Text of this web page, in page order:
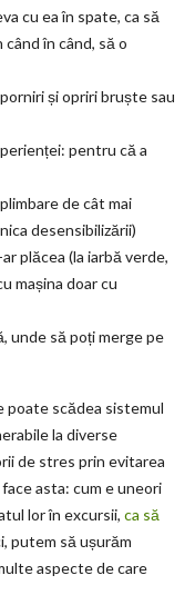
cu ea în spate, ca să
în când, să o
și opriri bruște sau
pentru că a
de cât mai
desensibilizării)
plăcea (la iarbă verde,
mașina doar cu
unde să poți merge pe
poate scădea sistemul
la diverse
de stres prin evitarea
asta: cum e uneori
lor în excursii, ca să
putem să ușurăm
aspecte de care